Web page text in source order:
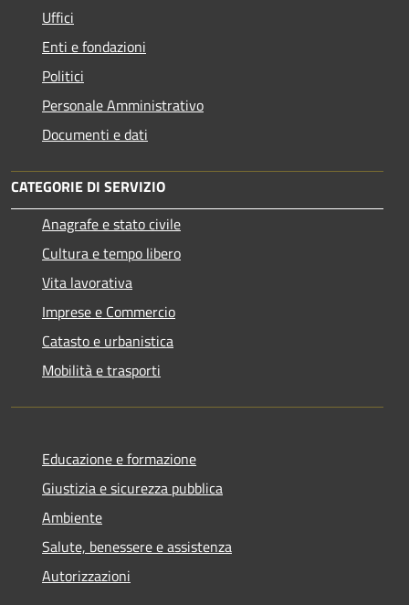
Uffici
Enti e fondazioni
Politici
Personale Amministrativo
Documenti e dati
CATEGORIE DI SERVIZIO
Anagrafe e stato civile
Cultura e tempo libero
Vita lavorativa
Imprese e Commercio
Catasto e urbanistica
Mobilità e trasporti
Educazione e formazione
Giustizia e sicurezza pubblica
Ambiente
Salute, benessere e assistenza
Autorizzazioni